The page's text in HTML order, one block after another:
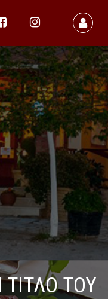
ΤΟΥ